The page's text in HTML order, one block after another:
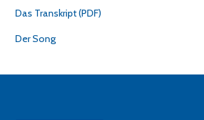
Das Transkript (PDF)
Der Song